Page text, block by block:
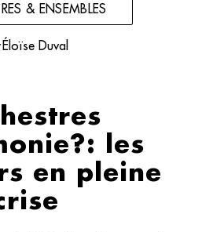
& ENSEMBLES
Éloïse Duval
les
en pleine